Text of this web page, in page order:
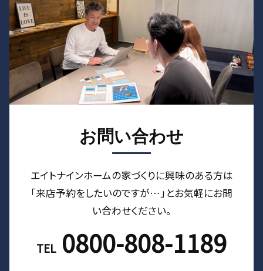
お問い合わせ
エイトナインホームの家づくりに興味のある⽅は
「来店予約をしたいのですが…」とお気軽にお問
い合わせください。
TEL 0800-808-1189